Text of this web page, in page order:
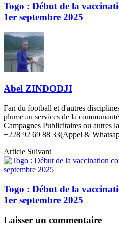
Togo : Début de la
1er septembre 2025
Abel ZINDODJI
Fan du football et d'autres
plume au services de la
Campagnes Publicitaires ou autres
+228 92 69 88 33(Appel &
Article Suivant
Togo : Début de la
1er septembre 2025
Laisser un commentaire